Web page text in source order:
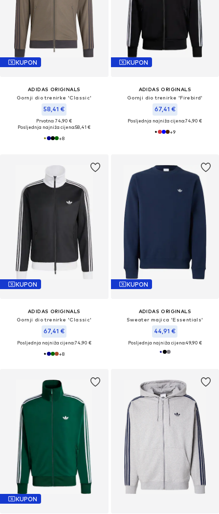
KUPON
ADIDAS ORIGINALS
Gornji dio trenirke 'Classic'
58,41 €
Prvotno: 74,90 €
Posljednja najniža cijena:58,41 €
+8
KUPON
ADIDAS ORIGINALS
Gornji dio trenirke 'Firebird'
67,41 €
Posljednja najniža cijena:74,90 €
+9
KUPON
ADIDAS ORIGINALS
Gornji dio trenirke 'Classic'
67,41 €
Posljednja najniža cijena:74,90 €
+8
KUPON
ADIDAS ORIGINALS
Sweater majica 'Essentials'
44,91 €
Posljednja najniža cijena:49,90 €
KUPON